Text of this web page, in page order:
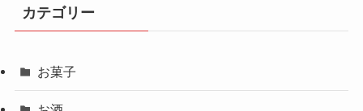
カテゴリー
お菓子